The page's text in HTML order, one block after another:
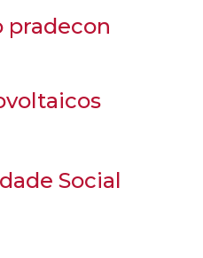
Social